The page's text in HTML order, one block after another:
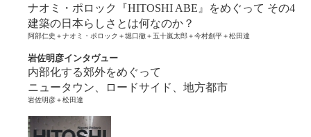
ナオミ・ポロック『HITOSHI ABE』をめぐって その4
建築の日本らしさとは何なのか？
阿部仁史＋ナオミ・ポロック＋堀口徹＋五十嵐太郎＋今村創平＋松田達
岩佐明彦インタヴュー
内部化する郊外をめぐって
ニュータウン、ロードサイド、地方都市
岩佐明彦＋松田達